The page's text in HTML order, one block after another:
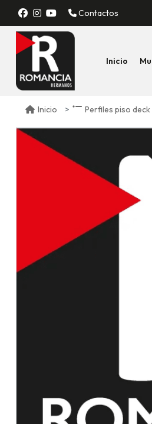
Contactos
Inicio
Inicio Perfiles piso deck